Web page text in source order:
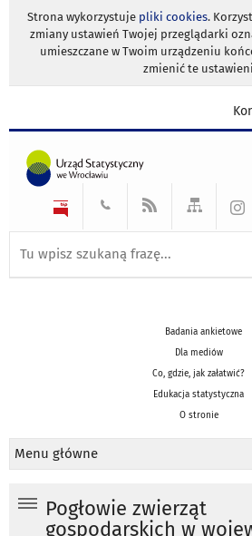
Strona wykorzystuje pliki cookies.
zmiany ustawień Twojej przeglądarki
umieszczane w Twoim urządzeniu
zmienić te
Badania ankietowe
Dla mediów
Co, gdzie, jak załatwić?
Edukacja statystyczna
O stronie
Menu główne
Pogłowie zwierząt
gospodarskich w